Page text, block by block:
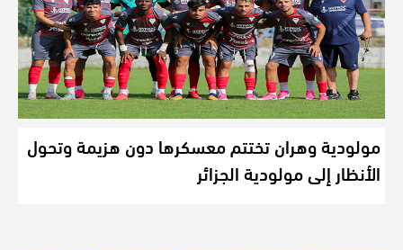
مولودية وهران تختتم معسكرها دون هزيمة وتحول
الأنظار إلى مولودية الجزائر